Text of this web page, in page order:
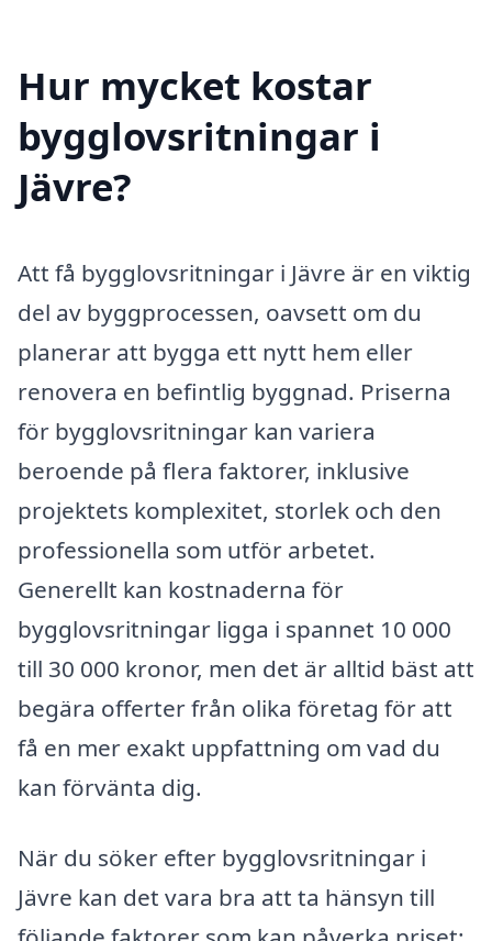
Hur mycket kostar
bygglovsritningar i
Jävre?
Att få bygglovsritningar i Jävre är en viktig
del av byggprocessen, oavsett om du
planerar att bygga ett nytt hem eller
renovera en befintlig byggnad. Priserna
för bygglovsritningar kan variera
beroende på flera faktorer, inklusive
projektets komplexitet, storlek och den
professionella som utför arbetet.
Generellt kan kostnaderna för
bygglovsritningar ligga i spannet 10 000
till 30 000 kronor, men det är alltid bäst att
begära offerter från olika företag för att
få en mer exakt uppfattning om vad du
kan förvänta dig.
När du söker efter bygglovsritningar i
Jävre kan det vara bra att ta hänsyn till